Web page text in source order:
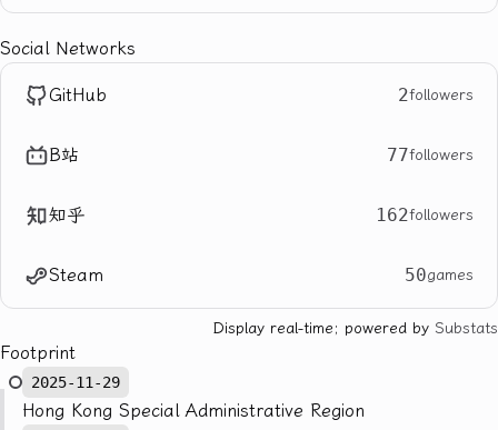
Social Networks
GitHub 2followers
B站 77followers
知乎 162followers
Steam 50games
Display real-time; powered by Substats
Footprint
2025-11-29
Hong Kong Special Administrative Region